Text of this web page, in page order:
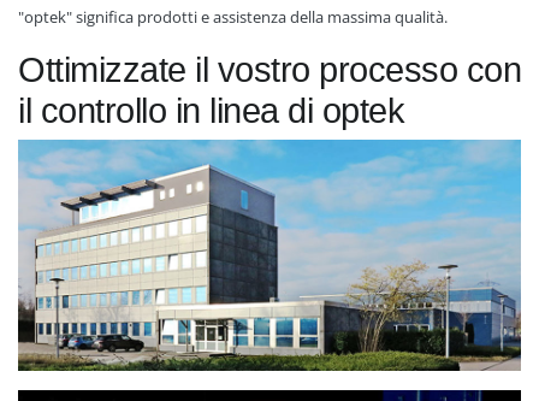
"optek" significa prodotti e assistenza della massima qualità.
Ottimizzate il vostro processo con
il controllo in linea di optek